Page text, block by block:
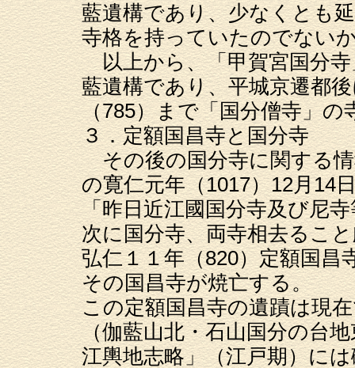
藍遺構であり、少なくとも
寺格を持っていたのでない
以上から、「甲賀宮国分寺
藍遺構であり、平城京遷都
（785）まで「国分僧寺」
３．定額国昌寺と国分寺
その後の国分寺に関する情
の寛仁元年（1017）12月14
「昨日近江國国分寺及び尼
次に国分寺、両寺相去るこ
弘仁１１年（820）定額国
その国昌寺が焼亡する。
この定額国昌寺の遺蹟は現
（伽藍山北・石山国分の台
江輿地志略」（江戸期）に